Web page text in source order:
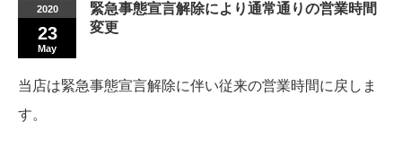
2020
23
May
緊急事態宣言解除により通常通りの営業時間
変更
当店は緊急事態宣言解除に伴い従来の営業時間に戻しま
す。